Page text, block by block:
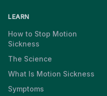
LEARN
How to Stop Motion
Sickness
The Science
What Is Motion Sickness
Symptoms